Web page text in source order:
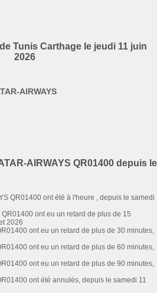
Tunis Carthage le jeudi 11 juin
2026
AIRWAYS
AIRWAYS QR01400 depuis le
QR01400 ont été à l'heure , depuis le samedi
ont eu un retard de plus de 15
2026
ont eu un retard de plus de 30 minutes,
ont eu un retard de plus de 60 minutes,
ont eu un retard de plus de 90 minutes,
ont été annulés, depuis le samedi 11